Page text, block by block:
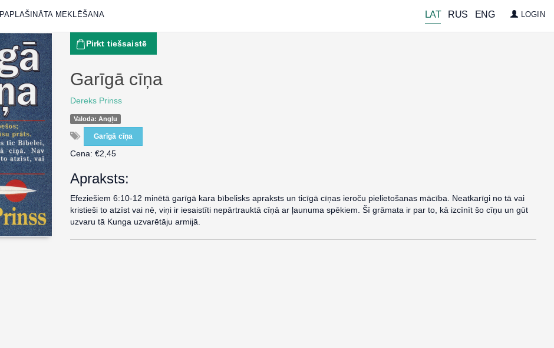
PAPLAŠINĀTA MEKLĒŠANA LAT RUS ENG LOGIN
Pirkt tiešsaistē
Garīgā cīņa
Dereks Prinss
Valoda: Angļu
Garīgā cīņa
Cena: €2,45
Apraksts:
Efeziešiem 6:10-12 minētā garīgā kara bībelisks apraksts un ticīgā cīņas ieroču pielietošanas mācība. Neatkarīgi no tā vai
kristieši to atzīst vai nē, viņi ir iesaistīti nepārtrauktā cīņā ar ļaunuma spēkiem. Šī grāmata ir par to, kā izcīnīt šo cīņu un gūt
uzvaru tā Kunga uzvarētāju armijā.